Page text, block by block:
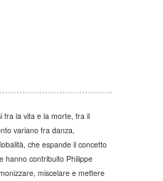
fra la vita e la morte, fra il
variano fra danza,
che espande il concetto
hanno contribuito Philippe
miscelare e mettere